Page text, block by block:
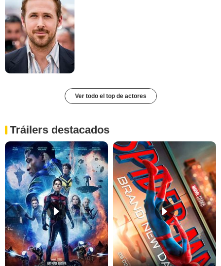
Ver todo el top de actores
Tráilers destacados